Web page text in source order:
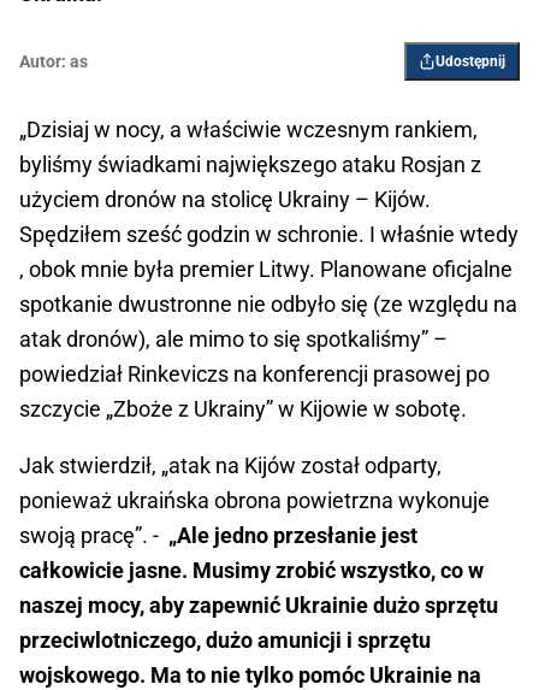
Autor: as Udostępnij
„Dzisiaj w nocy, a właściwie wczesnym rankiem,
byliśmy świadkami największego ataku Rosjan z
użyciem dronów na stolicę Ukrainy – Kijów.
Spędziłem sześć godzin w schronie. I właśnie wtedy
, obok mnie była premier Litwy. Planowane oficjalne
spotkanie dwustronne nie odbyło się (ze względu na
atak dronów), ale mimo to się spotkaliśmy” –
powiedział Rinkeviczs na konferencji prasowej po
szczycie „Zboże z Ukrainy” w Kijowie w sobotę.
Jak stwierdził, „atak na Kijów został odparty,
ponieważ ukraińska obrona powietrzna wykonuje
swoją pracę”. - „Ale jedno przesłanie jest
całkowicie jasne. Musimy zrobić wszystko, co w
naszej mocy, aby zapewnić Ukrainie dużo sprzętu
przeciwlotniczego, dużo amunicji i sprzętu
wojskowego. Ma to nie tylko pomóc Ukrainie na